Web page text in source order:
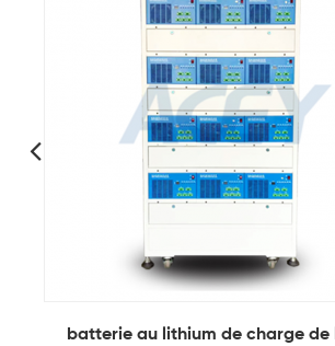
Machine d'essai de durée de